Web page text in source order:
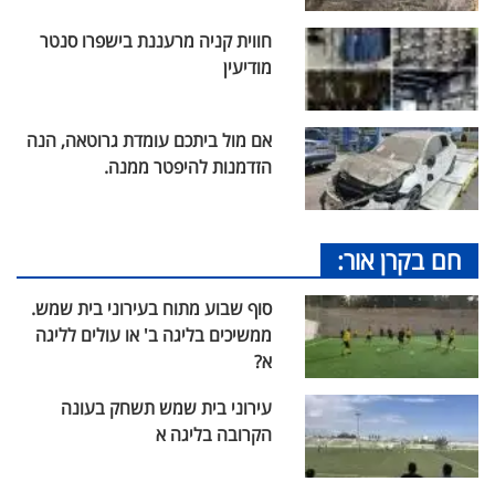
חווית קניה מרעננת בישפרו סנטר
מודיעין
אם מול ביתכם עומדת גרוטאה, הנה
הזדמנות להיפטר ממנה.
חם בקרן אור:
סוף שבוע מתוח בעירוני בית שמש.
ממשיכים בליגה ב' או עולים לליגה
א?
עירוני בית שמש תשחק בעונה
הקרובה בליגה א